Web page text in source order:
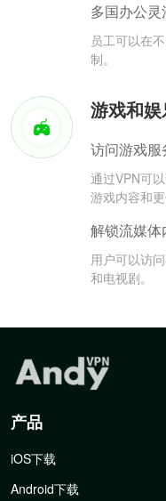
多国办公灵
员工可以在
制。
游戏和
访问游戏服
通过VPN可
游戏内容和更
解锁流媒体
用户可以访
和电视剧。
产品
iOS下载
Android下载